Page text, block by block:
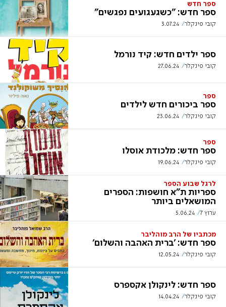
ספר חדש
ספר חדש: "כשגעגועים נפגשים"
קובי פינקלר 3.07.24
ספר ילדים חדש: קיד נורמל
קובי פינקלר 27.06.24
ספר
ספר ביכורים חדש לילדים
קובי פינקלר 23.06.24
ספר
ספר חדש: מלכודת אוסלו
קובי פינקלר 19.06.24
לרגל שבוע הספר
ספריות ת"א חושפות: הספרים
המושאלים ביותר
ערוץ 7 5.06.24
מכתביו של הרב מוהליבר
ספר חדש: 'ברית האהבה והשלום'
קובי פינקלר 12.05.24
ספר חדש: לינקולן אקספרס
קובי פינקלר 14.04.24